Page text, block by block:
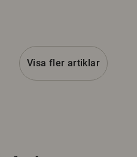
Visa fler artiklar